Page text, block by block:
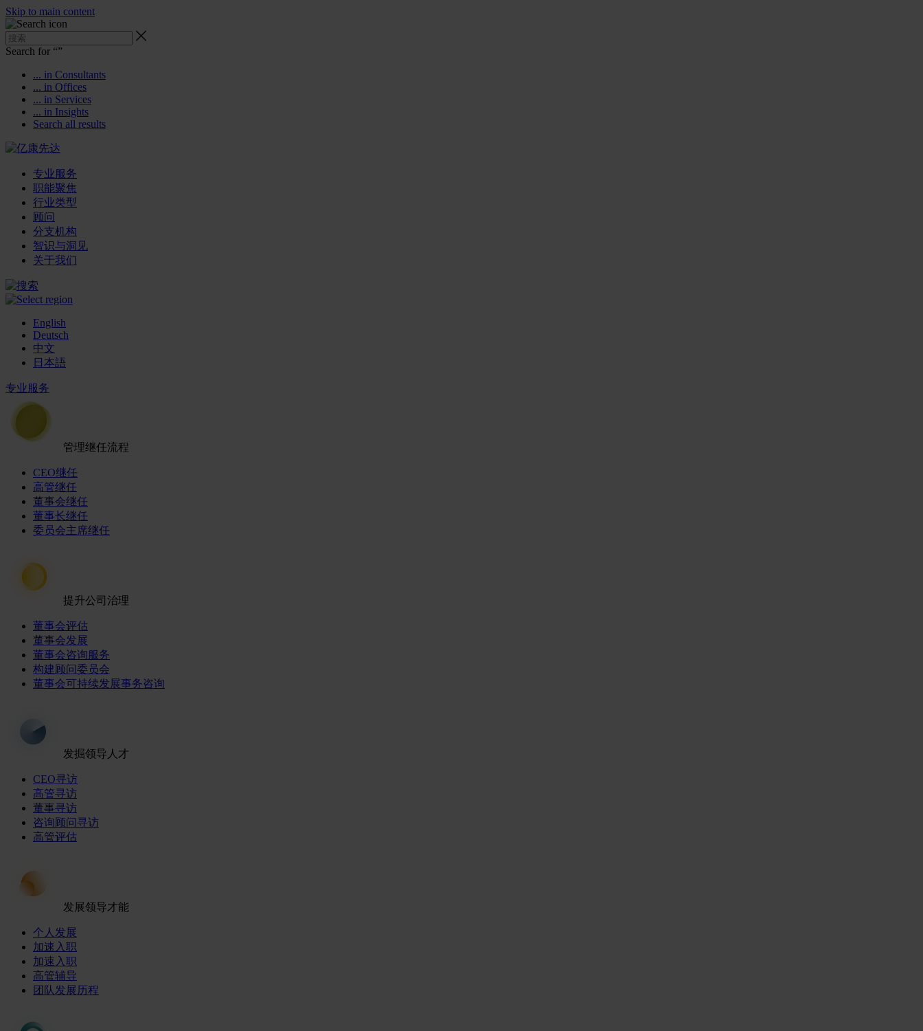
Skip to main content
Search for “”
... in Consultants
... in Offices
... in Services
... in Insights
Search all results
专业服务
职能聚焦
行业类型
顾问
分支机构
智识与洞见
关于我们
English
Deutsch
中文
日本語
专业服务
管理继任流程
CEO继任
高管继任
董事会继任
董事长继任
委员会主席继任
提升公司治理
董事会评估
董事会发展
董事会咨询服务
构建顾问委员会
董事会可持续发展事务咨询
发掘领导人才
CEO寻访
高管寻访
董事寻访
咨询顾问寻访
高管评估
发展领导才能
个人发展
加速入职
加速入职
高管辅导
团队发展历程